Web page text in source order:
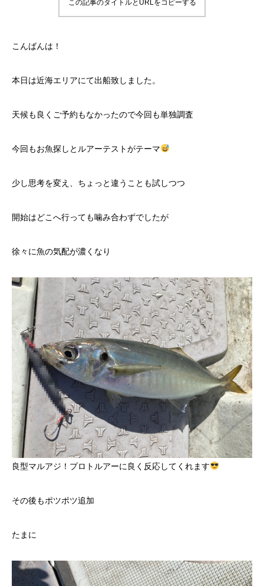
この記事のタイトルとURLをコピーする
こんばんは！
本日は近海エリアにて出船致しました。
天候も良くご予約もなかったので今回も単独調査
今回もお魚探しとルアーテストがテーマ
少し思考を変え、ちょっと違うことも試しつつ
開始はどこへ行っても噛み合わずでしたが
徐々に魚の気配が濃くなり
良型マルアジ！プロトルアーに良く反応してくれます
その後もポツポツ追加
たまに